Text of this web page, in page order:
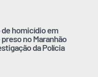
homicídio em
no Maranhão
da Polícia